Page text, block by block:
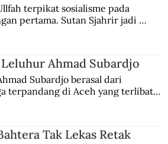
dan Partai Kristen
terpikat sosialisme pada
pertama. Sutan Sjahrir jadi
Ahmad Subardjo
Subardjo berasal dari
terpandang di Aceh yang terlibat
Tak Lekas Retak